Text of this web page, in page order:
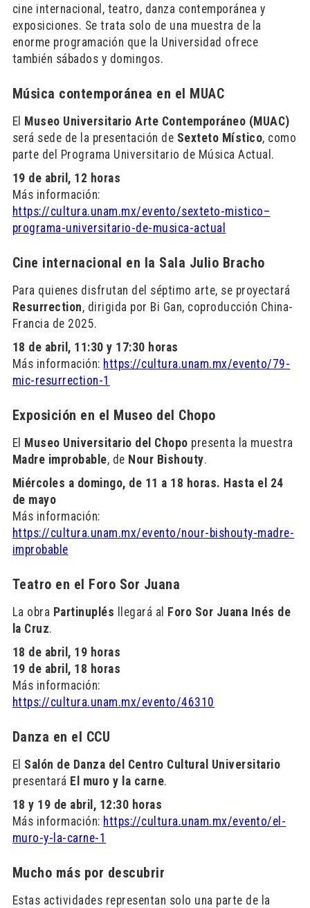
cine internacional, teatro, danza contemporánea y
exposiciones. Se trata solo de una muestra de la
enorme programación que la Universidad ofrece
también sábados y domingos.
Música contemporánea en el MUAC
El Museo Universitario Arte Contemporáneo (MUAC)
será sede de la presentación de Sexteto Místico, como
parte del Programa Universitario de Música Actual.
19 de abril, 12 horas
Más información:
https://cultura.unam.mx/evento/sexteto-mistico–
programa-universitario-de-musica-actual
Cine internacional en la Sala Julio Bracho
Para quienes disfrutan del séptimo arte, se proyectará
Resurrection, dirigida por Bi Gan, coproducción China-
Francia de 2025.
18 de abril, 11:30 y 17:30 horas
Más información: https://cultura.unam.mx/evento/79-
mic-resurrection-1
Exposición en el Museo del Chopo
El Museo Universitario del Chopo presenta la muestra
Madre improbable, de Nour Bishouty.
Miércoles a domingo, de 11 a 18 horas. Hasta el 24
de mayo
Más información:
https://cultura.unam.mx/evento/nour-bishouty-madre-
improbable
Teatro en el Foro Sor Juana
La obra Partinuplés llegará al Foro Sor Juana Inés de
la Cruz.
18 de abril, 19 horas
19 de abril, 18 horas
Más información:
https://cultura.unam.mx/evento/46310
Danza en el CCU
El Salón de Danza del Centro Cultural Universitario
presentará El muro y la carne.
18 y 19 de abril, 12:30 horas
Más información: https://cultura.unam.mx/evento/el-
muro-y-la-carne-1
Mucho más por descubrir
Estas actividades representan solo una parte de la